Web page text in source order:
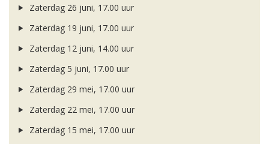
Zaterdag 26 juni, 17.00 uur
Zaterdag 19 juni, 17.00 uur
Zaterdag 12 juni, 14.00 uur
Zaterdag 5 juni, 17.00 uur
Zaterdag 29 mei, 17.00 uur
Zaterdag 22 mei, 17.00 uur
Zaterdag 15 mei, 17.00 uur